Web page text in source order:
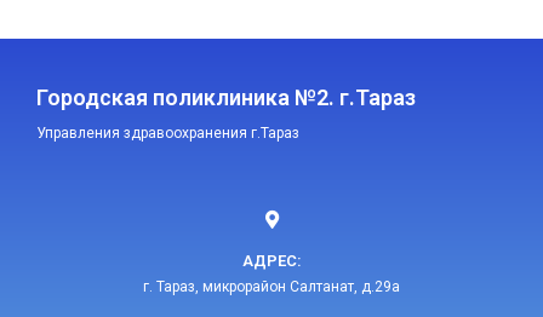
Городская поликлиника №2. г.Тараз
Управления здравоохранения г.Тараз
АДРЕС:
г. Тараз, микрорайон Салтанат, д.29а